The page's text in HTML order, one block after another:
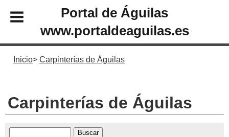
Portal de Águilas
www.portaldeaguilas.es
Inicio Carpinterías de Águilas
Carpinterías de Águilas